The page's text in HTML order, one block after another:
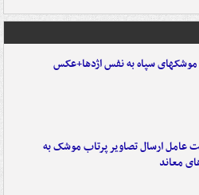
سپاه به نفس اژدها+عکس
عامل ارسال تصاویر پرتاب موشک به
معاند